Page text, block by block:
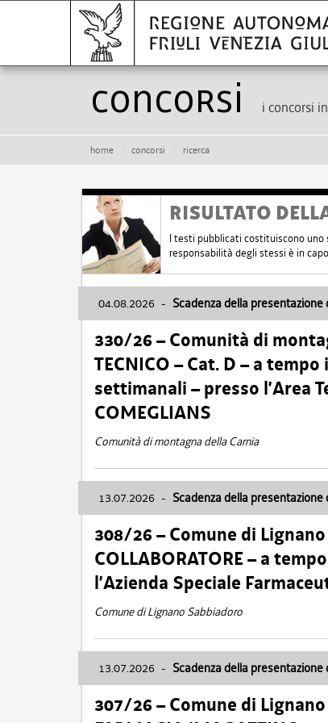
Concorsi i concorsi
home concorsi ricerca
RISULTATO
I testi pubblicati costituiscono uno
responsabilità degli stessi è in
04.08.2026 - Scadenza della
330/26 – Comunità di
TECNICO – Cat. D – a
settimanali – presso l’Area
COMEGLIANS
Comunità di montagna della Carnia
13.07.2026 - Scadenza della
308/26 – Comune di
COLLABORATORE – a
l’Azienda Speciale
Comune di Lignano Sabbiadoro
13.07.2026 - Scadenza della
307/26 – Comune di